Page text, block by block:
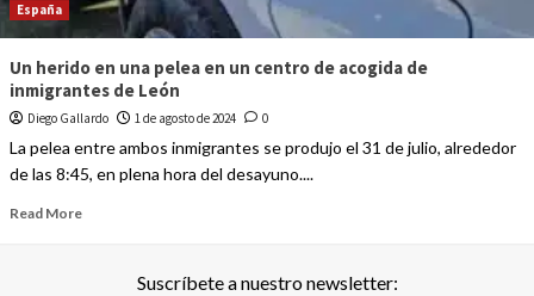
España
Un herido en una pelea en un centro de acogida de
inmigrantes de León
Diego Gallardo 1 de agosto de 2024 0
La pelea entre ambos inmigrantes se produjo el 31 de julio, alrededor
de las 8:45, en plena hora del desayuno....
Read More
Suscríbete a nuestro newsletter: